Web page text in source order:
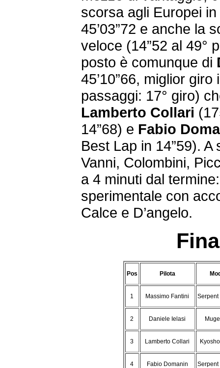
scorsa agli Europei
45’03”72 e anche la
veloce (14”52 al 49°
posto è comunque di
45’10”66, miglior
passaggi: 17° giro)
Lamberto Collari
14”68) e Fabio
Best Lap in 14”59).
Vanni, Colombini,
a 4 minuti dal
sperimentale con
Calce e D’angelo.
Pos Pilota
1 Massimo Fantini Serpent
2 Daniele Ielasi
3 Lamberto Collari
4 Fabio Domanin Serpent